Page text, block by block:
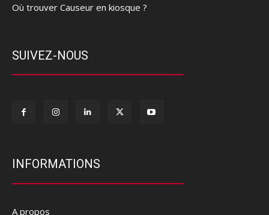
Où trouver Causeur en kiosque ?
SUIVEZ-NOUS
INFORMATIONS
A propos